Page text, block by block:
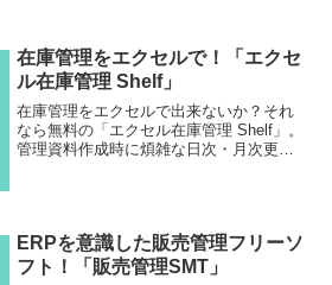
在庫管理をエクセルで！「エクセ
ル在庫管理 Shelf」
在庫管理をエクセルで出来ないか？それ
なら無料の「エクセル在庫管理 Shelf」。
管理資料作成時に煩雑な日次・月次更新
ERPを意識した販売管理フリーソ
フト！「販売管理SMT」